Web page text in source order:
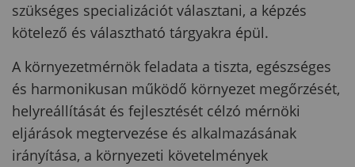
szükséges specializációt választani, a képzés
kötelező és választható tárgyakra épül.
A környezetmérnök feladata a tiszta, egészséges
és harmonikusan működő környezet megőrzését,
helyreállítását és fejlesztését célzó mérnöki
eljárások megtervezése és alkalmazásának
irányítása, a környezeti követelmények